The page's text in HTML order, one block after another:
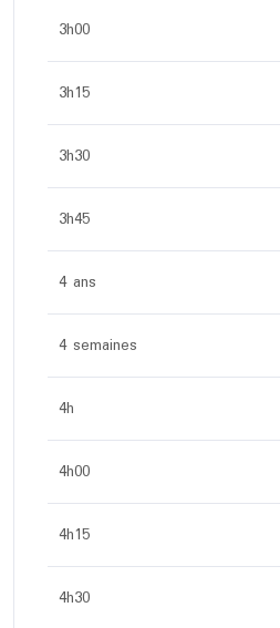
3h00
3h15
3h30
3h45
4 ans
4 semaines
4h
4h00
4h15
4h30